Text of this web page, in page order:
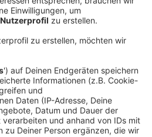
13:37
Naherholungsbereich